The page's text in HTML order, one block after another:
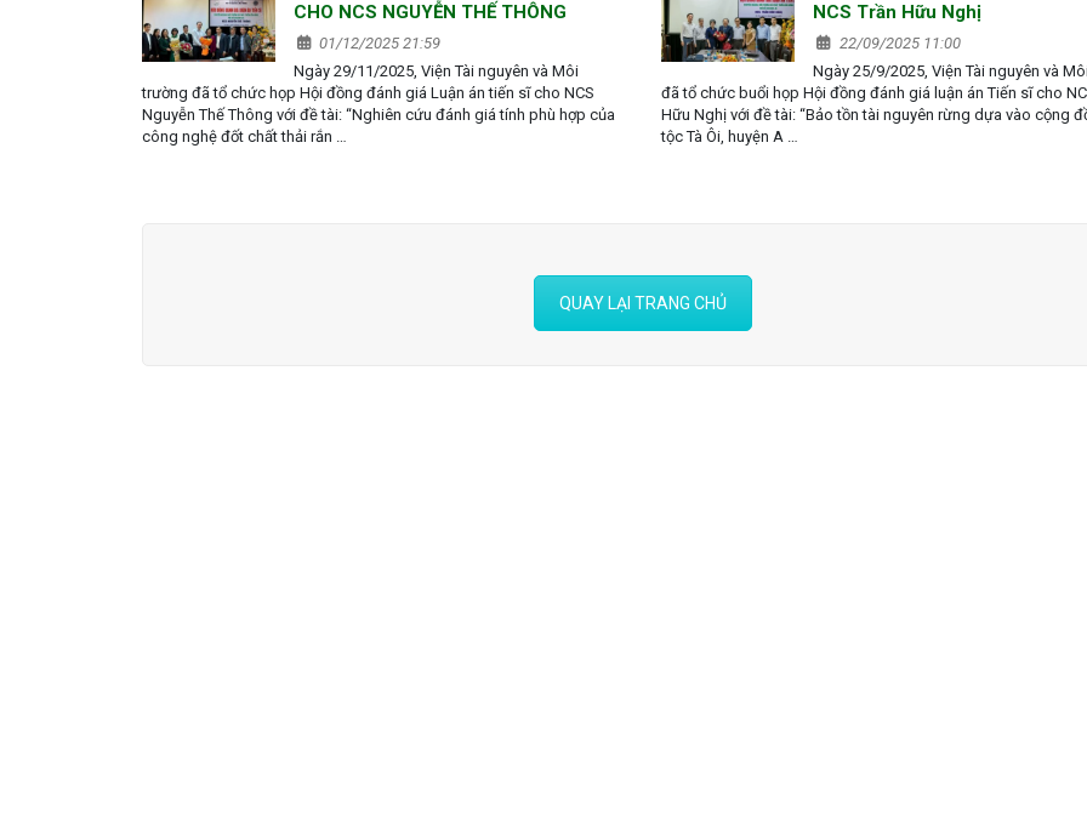
CHO NCS NGUYỄN THẾ THÔNG
01/12/2025 21:59
Ngày 29/11/2025, Viện Tài nguyên và Môi
trường đã tổ chức họp Hội đồng đánh giá Luận án tiến sĩ cho NCS
Nguyễn Thế Thông với đề tài: “Nghiên cứu đánh giá tính phù hợp của
công nghệ đốt chất thải rắn …
NCS Trần Hữu Nghị
22/09/2025 11:00
Ngày 25/9/2025, Viện Tài nguyên và
đã tổ chức buổi họp Hội đồng đánh giá luận án Tiến sĩ cho
Hữu Nghị với đề tài: “Bảo tồn tài nguyên rừng dựa vào cộng
tộc Tà Ôi, huyện A …
QUAY LẠI TRANG CHỦ